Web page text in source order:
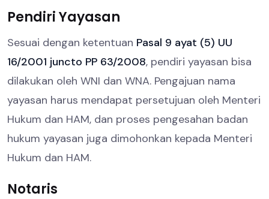
Pendiri Yayasan
Sesuai dengan ketentuan Pasal 9 ayat (5) UU
16/2001 juncto PP 63/2008, pendiri yayasan bisa
dilakukan oleh WNI dan WNA. Pengajuan nama
yayasan harus mendapat persetujuan oleh Menteri
Hukum dan HAM, dan proses pengesahan badan
hukum yayasan juga dimohonkan kepada Menteri
Hukum dan HAM.
Notaris